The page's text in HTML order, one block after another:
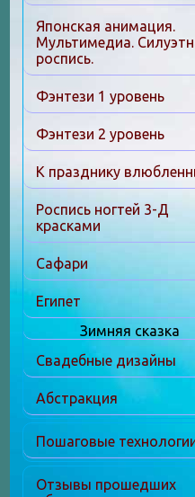
Японская анимация.
Мультимедиа.
роспись.
Фэнтези 1 уровень
Фэнтези 2 уровень
К празднику
Роспись ногтей 3-Д
красками
Сафари
Египет
Зимняя сказка
Свадебные дизайны
Абстракция
Пошаговые
Отзывы прошедших